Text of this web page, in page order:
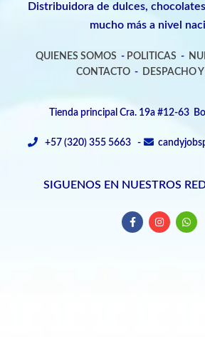
Distribuidora de dulces,
mucho más a nivel
QUIENES SOMOS - POLITICAS -
CONTACTO- DESPACHO
Tienda principal Cra. 19a #12-63
+57 (320) 355 5663 -
SIGUENOS EN NUESTROS